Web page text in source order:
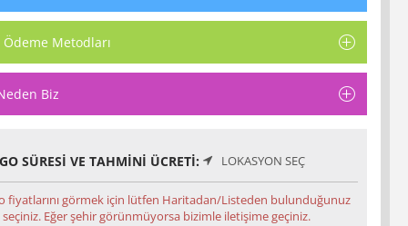
Ödeme Metodları
Biz
SÜRESI VE TAHMINI ÜCRETI: LOKASYON SEÇ
fiyatlarını görmek için lütfen Haritadan/Listeden bulunduğunuz
Eğer şehir görünmüyorsa bizimle iletişime geçiniz.